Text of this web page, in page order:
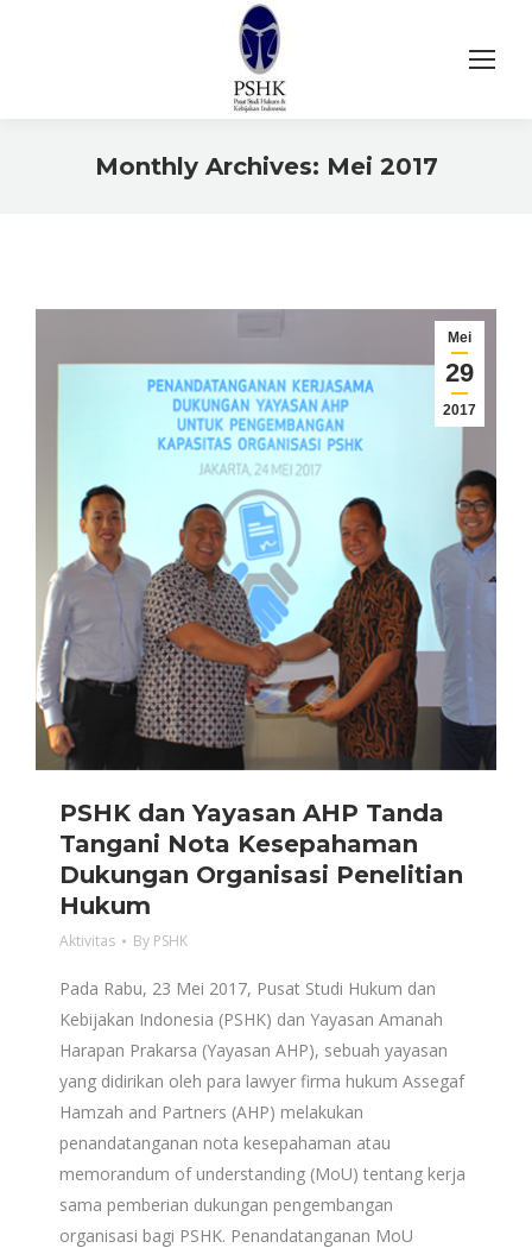
Monthly Archives: Mei 2017
Mei
29
2017
PSHK dan Yayasan AHP Tanda
Tangani Nota Kesepahaman
Dukungan Organisasi Penelitian
Hukum
Aktivitas By PSHK
Pada Rabu, 23 Mei 2017, Pusat Studi Hukum dan
Kebijakan Indonesia (PSHK) dan Yayasan Amanah
Harapan Prakarsa (Yayasan AHP), sebuah yayasan
yang didirikan oleh para lawyer firma hukum Assegaf
Hamzah and Partners (AHP) melakukan
penandatanganan nota kesepahaman atau
memorandum of understanding (MoU) tentang kerja
sama pemberian dukungan pengembangan
organisasi bagi PSHK. Penandatanganan MoU